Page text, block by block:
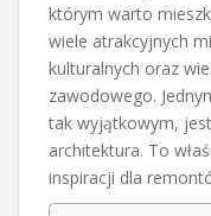
którym warto
wiele atrakcyjnych
kulturalnych oraz
zawodowego.
tak wyjątkowym,
architektura. To
inspiracji dla